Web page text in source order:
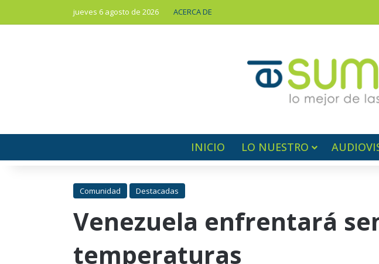
jueves 6 agosto de 2026 ACERCA DE
INICIO LO NUESTRO
Comunidad Destacadas
Venezuela enfrentará
temperaturas